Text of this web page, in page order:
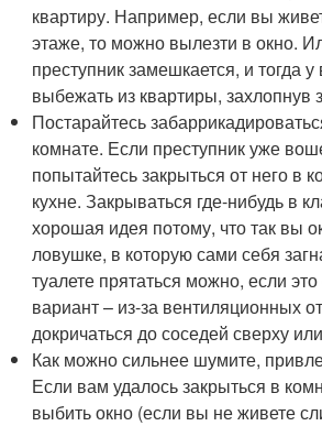
квартиру. Например, если вы
этаже, то можно вылезти в окно.
преступник замешкается, и тогда
выбежать из квартиры, захлопнув
Постарайтесь
комнате. Если преступник уже
попытайтесь закрыться от него в
кухне. Закрываться где-нибудь в
хорошая идея потому, что так вы
ловушке, в которую сами себя
туалете прятаться можно, если
вариант – из-за вентиляционных
докричаться до соседей сверху
Как можно сильнее шумите,
Если вам удалось закрыться в
выбить окно (если вы не живете